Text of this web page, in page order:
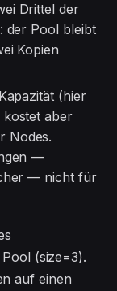
Drittel der
der Pool bleibt
Kopien
(hier
aber
Nodes.
—
— nicht für
(size=3).
auf einen